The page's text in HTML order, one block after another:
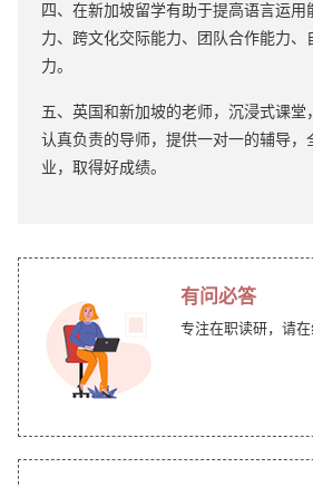
四、在新加坡留学有助于提高语言运用
力、跨文化交际能力、团队合作能力、
力。
五、英国和新加坡的老师，沉浸式课堂
认真负责的导师，提供一对一的辅导，
业，取得好成绩。
有问必答
专注在职读研，请在